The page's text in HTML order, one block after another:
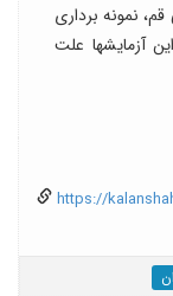
نمونه برداری
آزمایشها علت
https://